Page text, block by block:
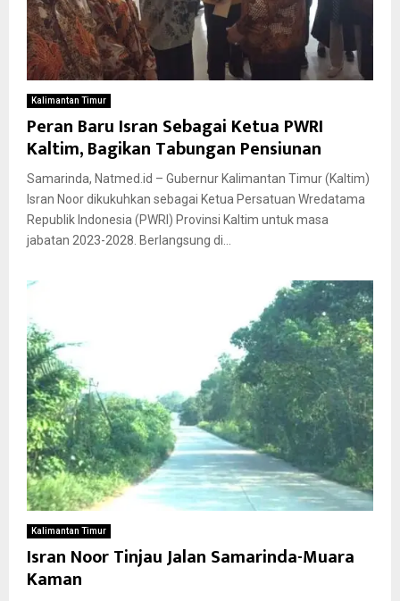
Kalimantan Timur
Peran Baru Isran Sebagai Ketua PWRI
Kaltim, Bagikan Tabungan Pensiunan
Samarinda, Natmed.id – Gubernur Kalimantan Timur (Kaltim)
Isran Noor dikukuhkan sebagai Ketua Persatuan Wredatama
Republik Indonesia (PWRI) Provinsi Kaltim untuk masa
jabatan 2023-2028. Berlangsung di...
Kalimantan Timur
Isran Noor Tinjau Jalan Samarinda-Muara
Kaman